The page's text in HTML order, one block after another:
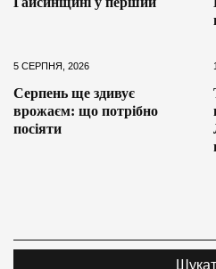
5 СЕРПНЯ, 2026
Серпень ще здивує
врожаєм: що потрібно
посіяти